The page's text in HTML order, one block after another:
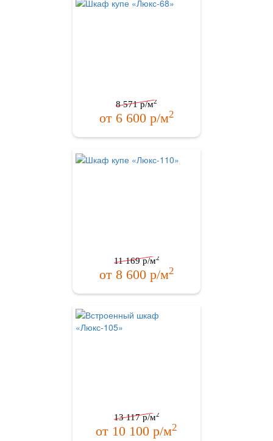
8 571р/м2
от 6 600р/м2
11 169р/м2
от 8 600р/м2
13 117р/м2
от 10 100 р/м2